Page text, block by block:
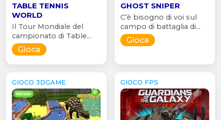
TABLE TENNIS
WORLD
Il Tour Mondiale del
campionato di Table...
Gioca
GHOST SNIPER
C’è bisogno di voi sul
campo di battaglia di...
Gioca
GIOCO 3DGAME GIOCO FPS